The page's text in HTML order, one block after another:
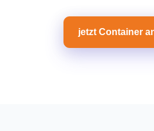
jetzt Container